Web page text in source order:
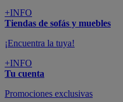
+INFO
Tiendas de sofás y muebles
¡Encuentra la tuya!
+INFO
Tu cuenta
Promociones exclusivas